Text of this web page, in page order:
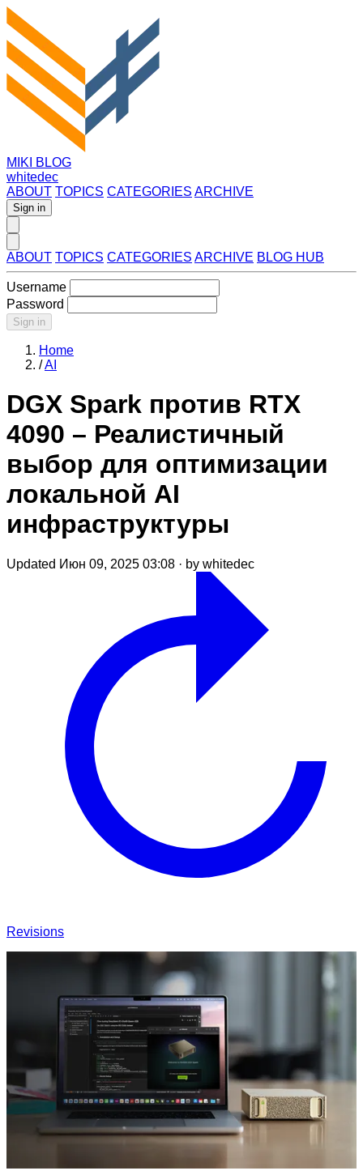
MIKI BLOG
whitedec
ABOUT TOPICS CATEGORIES ARCHIVE
Sign in
ABOUT TOPICS CATEGORIES ARCHIVE BLOG HUB
Username
Password
Sign in
Home
/AI
DGX Spark против RTX
4090 – Реалистичный
выбор для оптимизации
локальной AI
инфраструктуры
Updated Июн 09, 2025 03:08 · by whitedec
Revisions